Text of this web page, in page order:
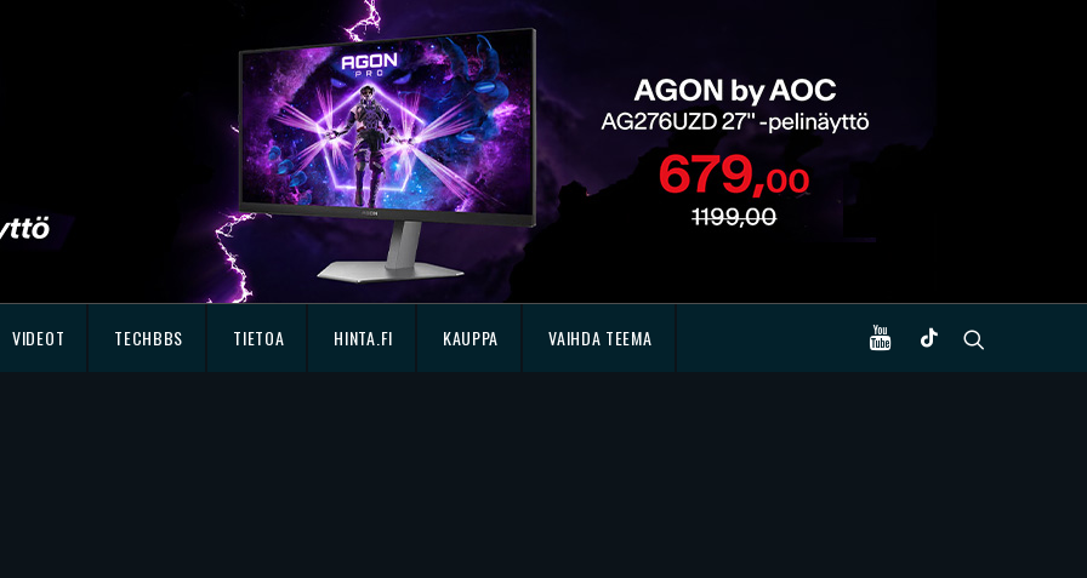
VIDEOT TECHBBS TIETOA HINTA.FI KAUPPA VAIHDA TEEMA